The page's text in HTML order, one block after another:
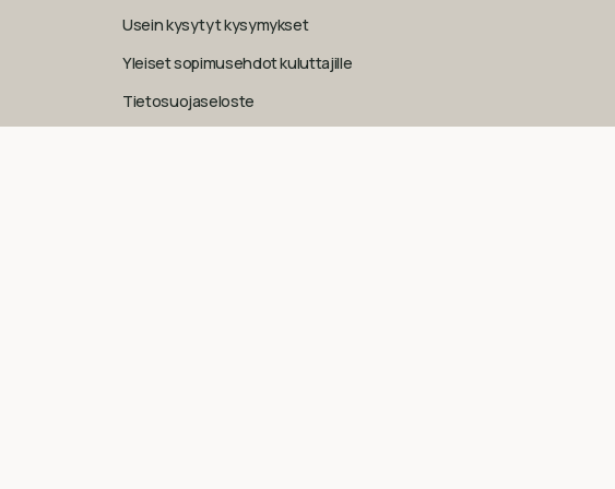
Usein kysytyt kysymykset
Yleiset sopimusehdot kuluttajille
Tietosuojaseloste